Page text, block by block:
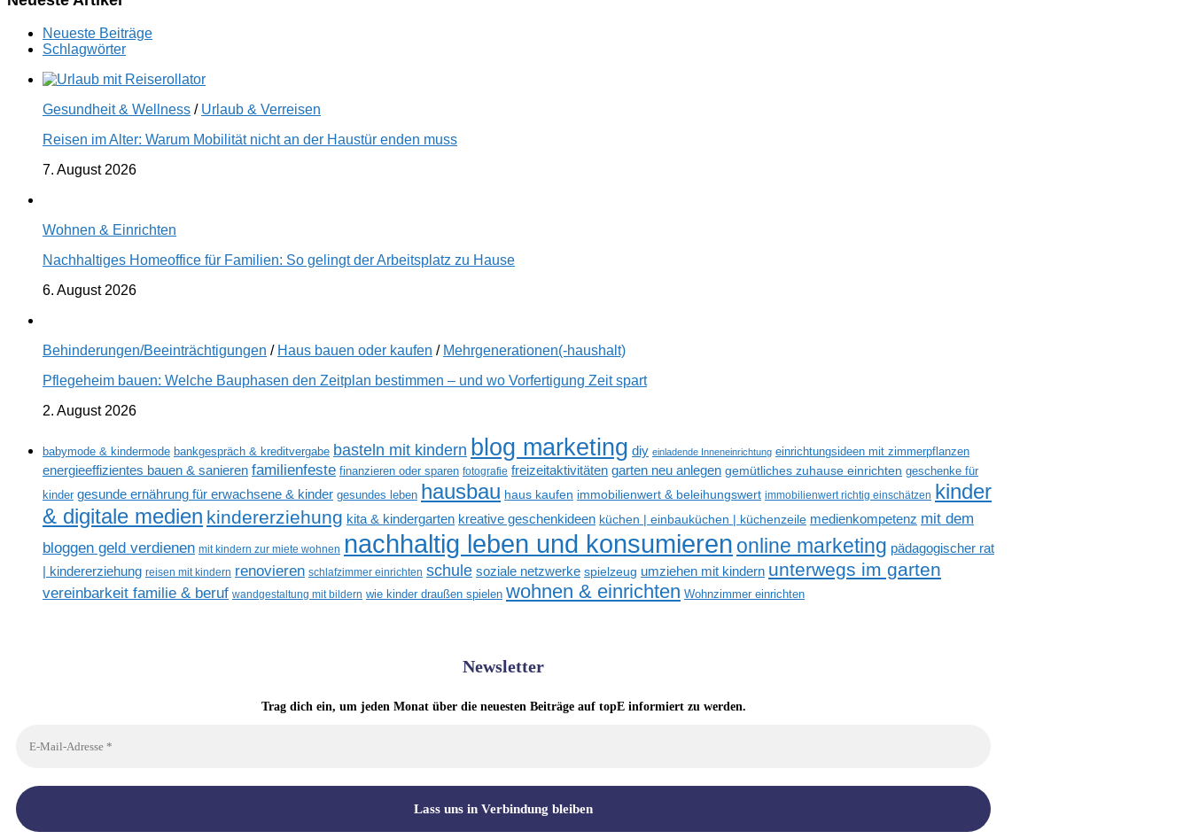
Neueste Beiträge
Schlagwörter
Gesundheit & Wellness / Urlaub & Verreisen
Reisen im Alter: Warum Mobilität nicht an der Haustür enden muss
7. August 2026
Wohnen & Einrichten
Nachhaltiges Homeoffice für Familien: So gelingt der Arbeitsplatz zu Hause
6. August 2026
Behinderungen/Beeinträchtigungen / Haus bauen oder kaufen / Mehrgenerationen(-haushalt)
Pflegeheim bauen: Welche Bauphasen den Zeitplan bestimmen – und wo Vorfertigung Zeit spart
2. August 2026
babymode & kindermode bankgespräch & kreditvergabe basteln mit kindern blog marketing diy einladende Inneneinrichtung einrichtungsideen mit zimmerpflanzen
energieeffizientes bauen & sanieren familienfeste finanzieren oder sparen fotografie freizeitaktivitäten garten neu anlegen gemütliches zuhause einrichten geschenke für
kinder gesunde ernährung für erwachsene & kinder gesundes leben hausbau haus kaufen immobilienwert & beleihungswert immobilienwert richtig einschätzen kinder
& digitale medien kindererziehung kita & kindergarten kreative geschenkideen küchen | einbauküchen | küchenzeile medienkompetenz mit dem
bloggen geld verdienen mit kindern zur miete wohnen nachhaltig leben und konsumieren online marketing pädagogischer rat
| kindererziehung reisen mit kindern renovieren schlafzimmer einrichten schule soziale netzwerke spielzeug umziehen mit kindern unterwegs im garten
vereinbarkeit familie & beruf wandgestaltung mit bildern wie kinder draußen spielen wohnen & einrichten Wohnzimmer einrichten
Newsletter
Trag dich ein, um jeden Monat über die neuesten Beiträge auf topE informiert zu werden.